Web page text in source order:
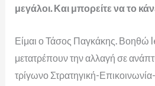
μεγάλοι.Και μπορείτε να το
Είμαι ο Τάσος Παγκάκης. Βοηθώ
μετατρέπουν την αλλαγή σε
τρίγωνο Στρατηγική-